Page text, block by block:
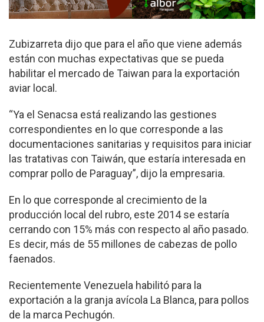
Zubizarreta dijo que para el año que viene además
están con muchas expectativas que se pueda
habilitar el mercado de Taiwan para la exportación
aviar local.
“Ya el Senacsa está realizando las gestiones
correspondientes en lo que corresponde a las
documentaciones sanitarias y requisitos para iniciar
las tratativas con Taiwán, que estaría interesada en
comprar pollo de Paraguay”, dijo la empresaria.
En lo que corresponde al crecimiento de la
producción local del rubro, este 2014 se estaría
cerrando con 15% más con respecto al año pasado.
Es decir, más de 55 millones de cabezas de pollo
faenados.
Recientemente Venezuela habilitó para la
exportación a la granja avícola La Blanca, para pollos
de la marca Pechugón.